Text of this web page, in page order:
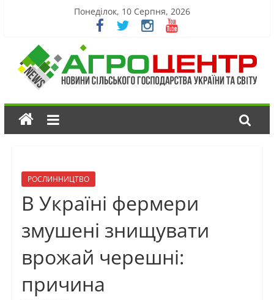
Понеділок, 10 Серпня, 2026
РОСЛИННИЦТВО
В Україні фермери
змушені знищувати
врожай черешні:
причина